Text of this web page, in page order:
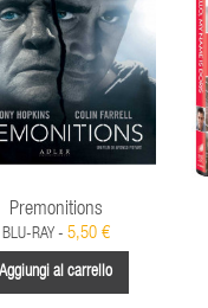
Premonitions
BLU-RAY - 5,50 €
Aggiungi al carrello